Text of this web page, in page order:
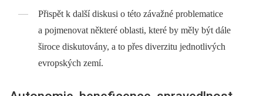
Přispět k další diskusi o této závažné problematice
a pojmenovat některé oblasti, které by měly být dále
široce diskutovány, a to přes diverzitu jednotlivých
evropských zemí.